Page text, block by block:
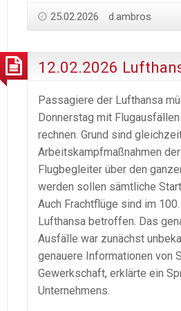
25.02.2026 d.ambros
12.02.2026
Passagiere der Lufthansa
Donnerstag mit
rechnen. Grund sind
Arbeitskampfmaßnahmen
Flugbegleiter über den
werden sollen sämtliche
Auch Frachtflüge sind im
Lufthansa betroffen. Das
Ausfälle war zunächst
genauere Informationen von
Gewerkschaft, erklärte ein
Unternehmens.